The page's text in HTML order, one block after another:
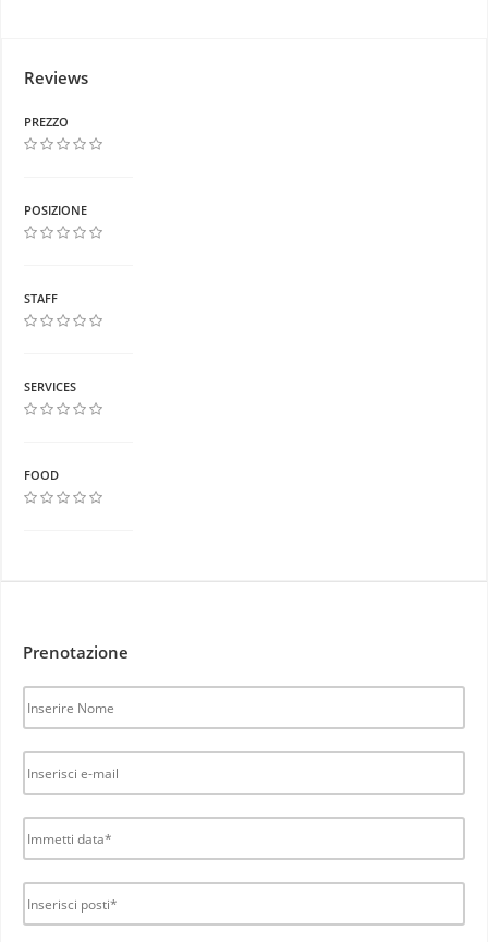
Reviews
PREZZO
POSIZIONE
STAFF
SERVICES
FOOD
Prenotazione